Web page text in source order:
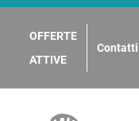
Passa
contenuto
principale
OFFERTE
ATTIVE
Contatti
PisaPharma